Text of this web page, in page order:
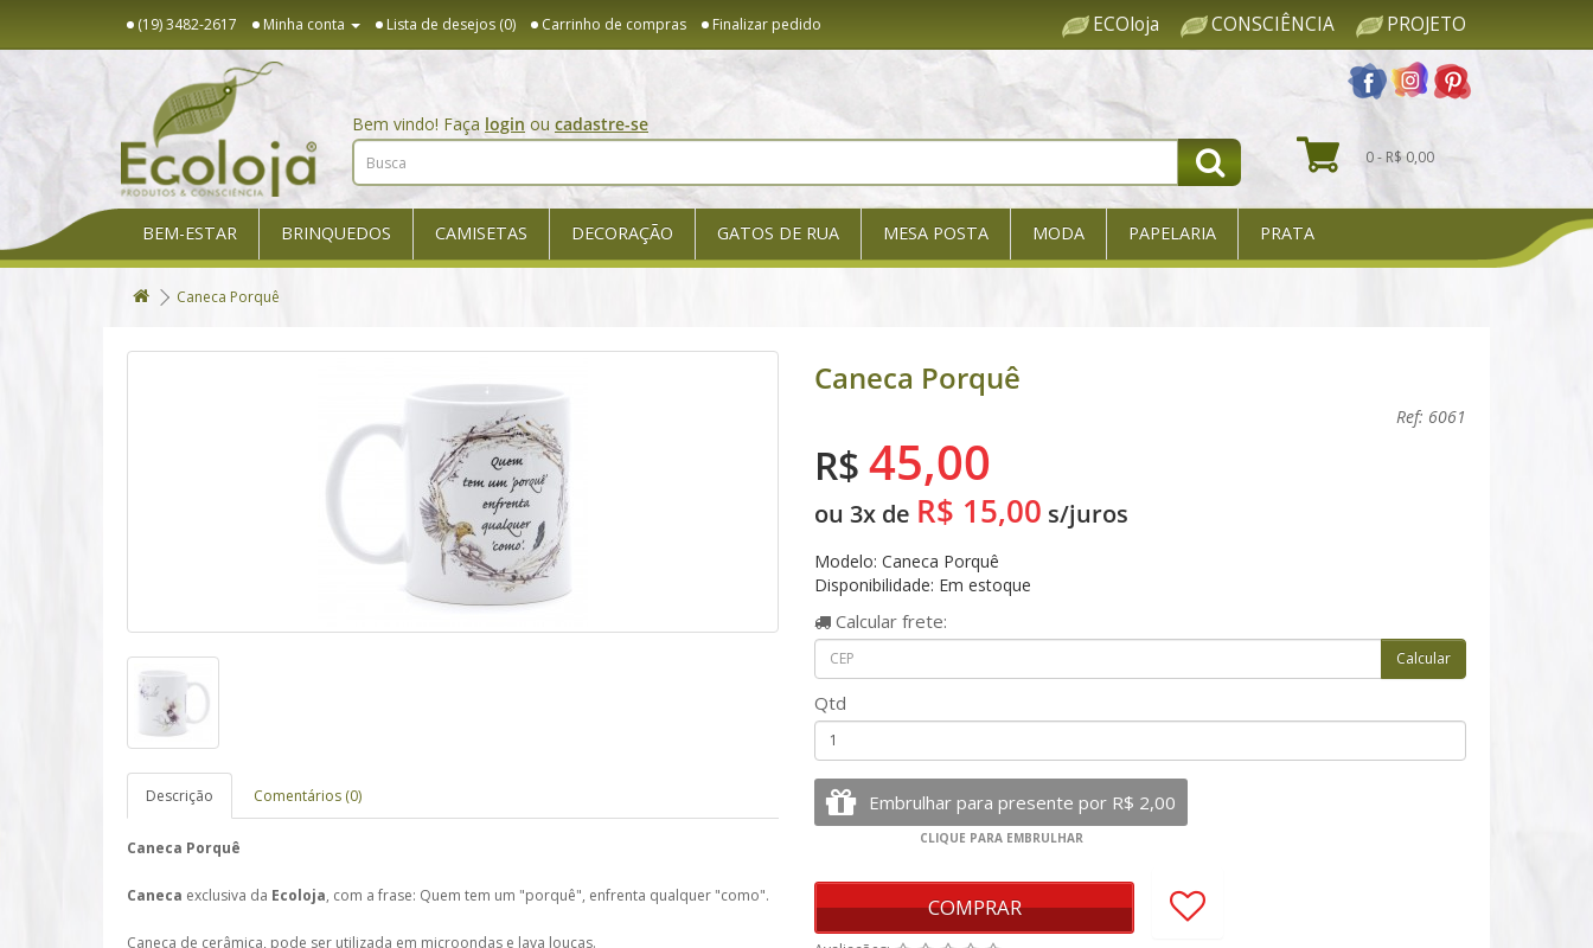
(19) 3482-2617 Minha conta Lista de desejos (0) Carrinho de compras Finalizar pedido ECOloja CONSCIÊNCIA PROJETO
Bem vindo! Faça login ou cadastre-se
0 - R$ 0,00
BEM-ESTAR BRINQUEDOS CAMISETAS DECORAÇÃO GATOS DE RUA MESA POSTA MODA PAPELARIA PRATA
Caneca Porquê
Descrição Comentários (0)
Caneca Porquê
Caneca exclusiva da Ecoloja, com a frase: Quem tem um "porquê", enfrenta qualquer "como".
Caneca de cerâmica, pode ser utilizada em microondas e lava louças.
Caneca Porquê
Ref: 6061
R$ 45,00
ou 3x de R$ 15,00 s/juros
Modelo: Caneca Porquê
Disponibilidade: Em estoque
Calcular frete:
Qtd
COMPRAR